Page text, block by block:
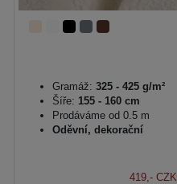
Gramáž: 325 - 425 g/m²
Šíře: 155 - 160 cm
Prodáváme od 0.5 m
Oděvní, dekorační
419,- CZK